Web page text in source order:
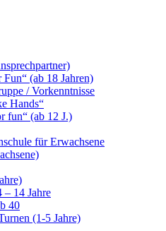
(ab 18 Jahren)
/ Vorkenntnisse
Hands“
fun“ (ab 12 J.)
für Erwachsene
– 14 Jahre
40
(1-5 Jahre)